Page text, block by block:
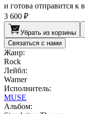
и готова отправится к
3 600 ₽
Убрать из корзины
Связаться с нами
Жанр:
Rock
Лейбл:
Warner
Исполнитель:
MUSE
Альбом: